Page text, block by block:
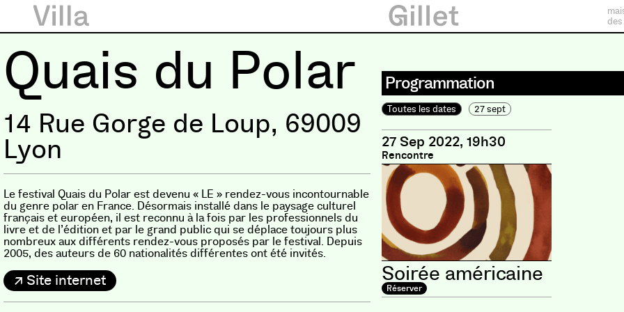
Quais du Polar
14 Rue Gorge de Loup, 69009
Lyon
Le festival Quais du Polar est devenu « LE » rendez-vous incontournable
du genre polar en France. Désormais installé dans le paysage culturel
français et européen, il est reconnu à la fois par les professionnels du
livre et de l’édition et par le grand public qui se déplace toujours plus
nombreux aux différents rendez-vous proposés par le festival. Depuis
2005, des auteurs de 60 nationalités différentes ont été invités.
Site internet
Programmation
Toutes les dates 27 sept
27 Sep 2022, 19h30
Rencontre
Soirée américaine
Réserver